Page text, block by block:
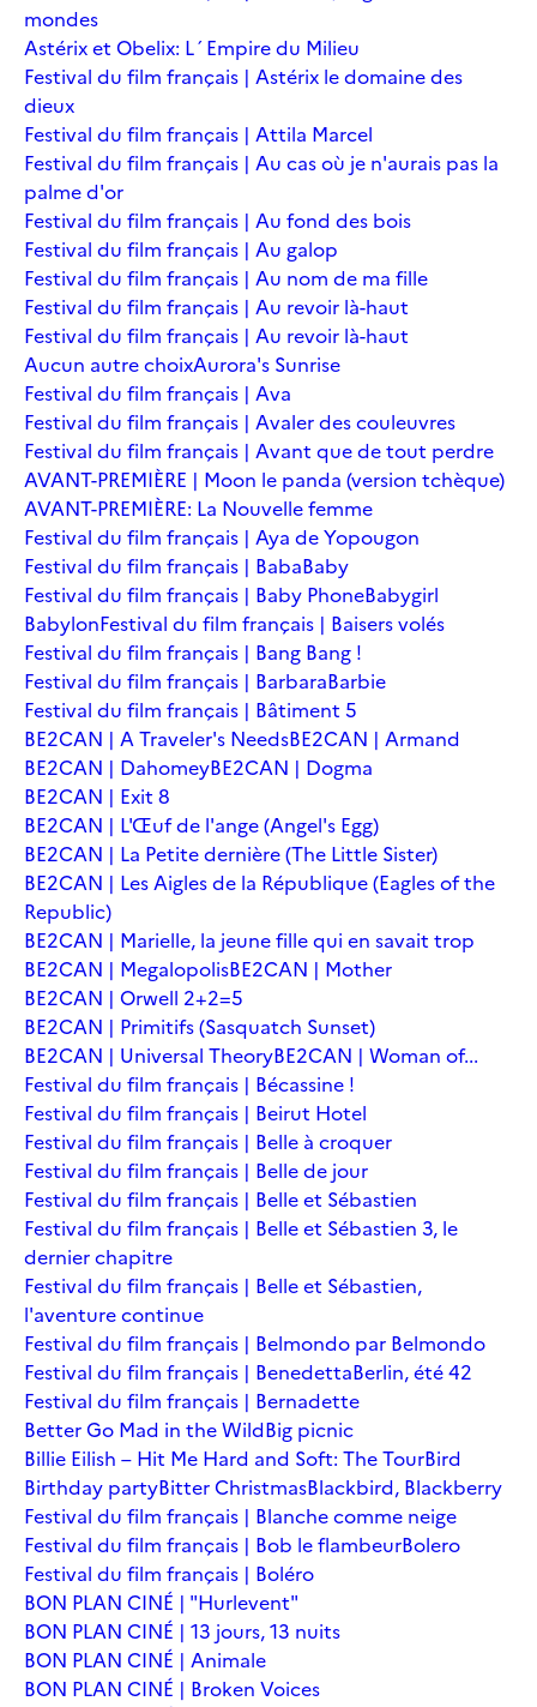
mondes
Astérix et Obelix: L´Empire du Milieu
Festival du film français | Astérix le domaine des
dieux
Festival du film français | Attila Marcel
Festival du film français | Au cas où je n'aurais pas la
palme d'or
Festival du film français | Au fond des bois
Festival du film français | Au galop
Festival du film français | Au nom de ma fille
Festival du film français | Au revoir là-haut
Festival du film français | Au revoir là-haut
Aucun autre choixAurora's Sunrise
Festival du film français | Ava
Festival du film français | Avaler des couleuvres
Festival du film français | Avant que de tout perdre
AVANT-PREMIÈRE | Moon le panda (version tchèque)
AVANT-PREMIÈRE: La Nouvelle femme
Festival du film français | Aya de Yopougon
Festival du film français | BabaBaby
Festival du film français | Baby PhoneBabygirl
BabylonFestival du film français | Baisers volés
Festival du film français | Bang Bang !
Festival du film français | BarbaraBarbie
Festival du film français | Bâtiment 5
BE2CAN | A Traveler's NeedsBE2CAN | Armand
BE2CAN | DahomeyBE2CAN | Dogma
BE2CAN | Exit 8
BE2CAN | L'Œuf de l'ange (Angel's Egg)
BE2CAN | La Petite dernière (The Little Sister)
BE2CAN | Les Aigles de la République (Eagles of the
Republic)
BE2CAN | Marielle, la jeune fille qui en savait trop
BE2CAN | MegalopolisBE2CAN | Mother
BE2CAN | Orwell 2+2=5
BE2CAN | Primitifs (Sasquatch Sunset)
BE2CAN | Universal TheoryBE2CAN | Woman of...
Festival du film français | Bécassine !
Festival du film français | Beirut Hotel
Festival du film français | Belle à croquer
Festival du film français | Belle de jour
Festival du film français | Belle et Sébastien
Festival du film français | Belle et Sébastien 3, le
dernier chapitre
Festival du film français | Belle et Sébastien,
l'aventure continue
Festival du film français | Belmondo par Belmondo
Festival du film français | BenedettaBerlin, été 42
Festival du film français | Bernadette
Better Go Mad in the WildBig picnic
Billie Eilish – Hit Me Hard and Soft: The TourBird
Birthday partyBitter ChristmasBlackbird, Blackberry
Festival du film français | Blanche comme neige
Festival du film français | Bob le flambeurBolero
Festival du film français | Boléro
BON PLAN CINÉ | "Hurlevent"
BON PLAN CINÉ | 13 jours, 13 nuits
BON PLAN CINÉ | Animale
BON PLAN CINÉ | Broken Voices